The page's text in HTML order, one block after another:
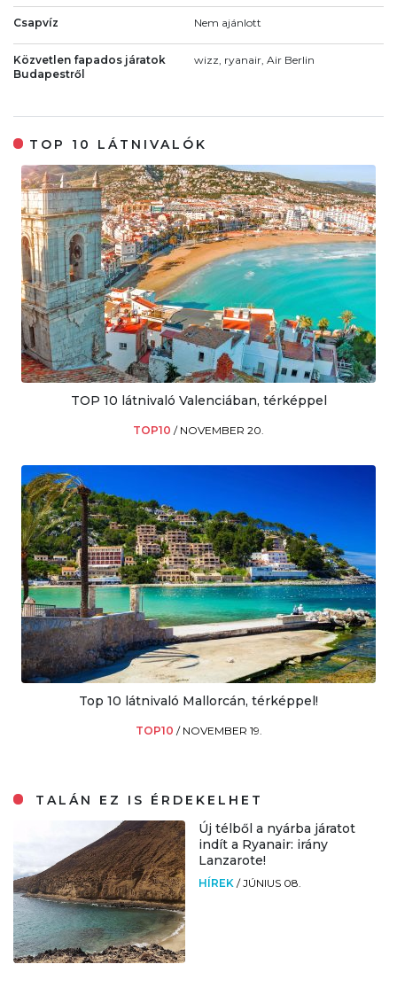
Csapvíz Nem ajánlott
Közvetlen fapados járatok
Budapestről
wizz, ryanair, Air Berlin
TOP 10 LÁTNIVALÓK
TOP 10 látnivaló Valenciában, térképpel
TOP10 / NOVEMBER 20.
Top 10 látnivaló Mallorcán, térképpel!
TOP10 / NOVEMBER 19.
TALÁN EZ IS ÉRDEKELHET
Új télből a nyárba járatot
indít a Ryanair: irány
Lanzarote!
HÍREK /JÚNIUS 08.